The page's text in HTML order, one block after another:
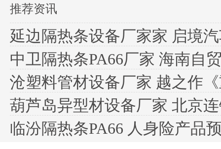
推荐资讯
延边隔热条设备厂家家 启境
中卫隔热条PA66厂家 海南自贸
沧塑料管材设备厂家 越之作《重生
葫芦岛异型材设备厂家 北京
临汾隔热条PA66 人身险产品预